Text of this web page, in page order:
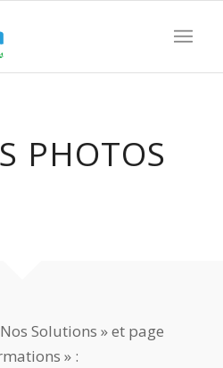
PHOTOS
Solutions » et page
» :